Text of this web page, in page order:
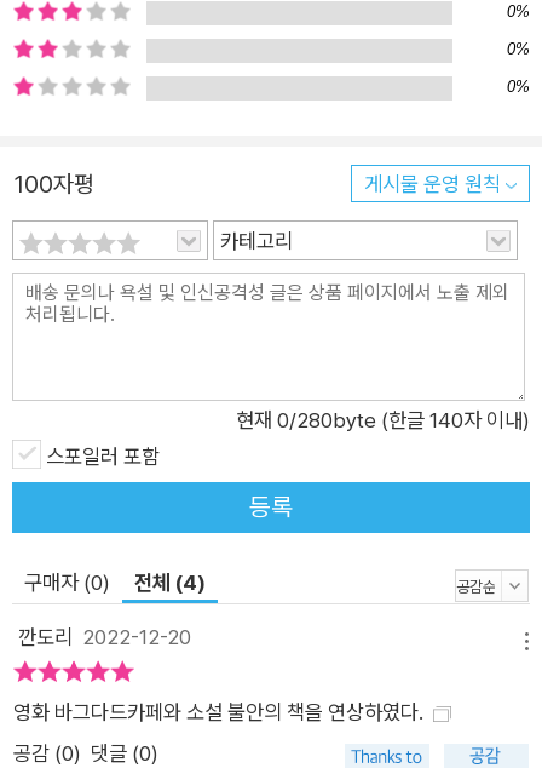
사랑. 저자는 저자의 말에서 이 소설이 “상상의 대상을 향한 끝나
지 않는 편지이며, 사랑과 불안, 전쟁과 평화, 그리고 불멸의 이야
기”임을 밝힌다. ‘불멸’은 실체의 ‘소멸’로 가능한 것인지도 모른
개로 남는다. 어쩌면 사랑이란 게 원래 그런 것인지도. 삶의 어둡
고 긴 골목 끝에서 내가 길을 잃지 않도록 당신이 기다려주면 좋
겠습니다 오로지 SNS로 소통하는 두 주인공은 사랑의 감정을 품
지만, 그 사랑에는 어떤 지점에 도달하고자 하는 목표도, 이루고
자 하는 성취의 욕망이 없다. 언젠간 두 사람이 설정해놓은 가상
곳에서 집단테러가 자행되고 이슬람 IS가 전 세계의 젊고 외로운
늑대들을 전쟁 속으로 유인하던 극도로 불안한 세상 속에서 두 주
인공은 끝없이 자신의 내면에 고인 이야기들을 풀어내며 서로의
외로움을 위무한다. 그사이에 찾아드는 고요와 평화의 순간들, 그
진화의 불가능함에 대한 절규이고, 그럼에도 불구하고 고통의 사
이사이에 일상의 아름다움을 노래하는 희망과 치유에 대한 서사
이기도 하다.
0%
0%
0%
100자평 게시물 운영 원칙
카테고리
현재 0/280byte (한글 140자 이내)
스포일러 포함
등록
구매자 (0) 전체 (4)
깐도리 2022-12-20
영화 바그다드카페와 소설 불안의 책을 연상하였다.
공감 (0) 댓글 (0)